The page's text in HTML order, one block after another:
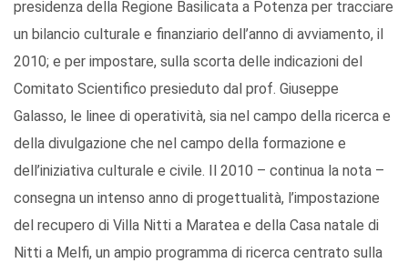
presidenza della Regione Basilicata a Potenza per tracciare
un bilancio culturale e finanziario dell’anno di avviamento, il
2010; e per impostare, sulla scorta delle indicazioni del
Comitato Scientifico presieduto dal prof. Giuseppe
Galasso, le linee di operatività, sia nel campo della ricerca e
della divulgazione che nel campo della formazione e
dell’iniziativa culturale e civile. Il 2010 – continua la nota –
consegna un intenso anno di progettualità, l’impostazione
del recupero di Villa Nitti a Maratea e della Casa natale di
Nitti a Melfi, un ampio programma di ricerca centrato sulla